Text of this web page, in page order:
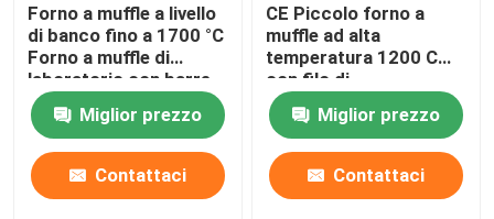
Forno a muffle a livello
di banco fino a 1700 °C
Forno a muffle di
laboratorio con barre
MoSi2
Miglior prezzo
Contattaci
CE Piccolo forno a
muffle ad alta
temperatura 1200 C
con filo di
riscaldamento
incorporatoMiglior prezzo
Contattaci